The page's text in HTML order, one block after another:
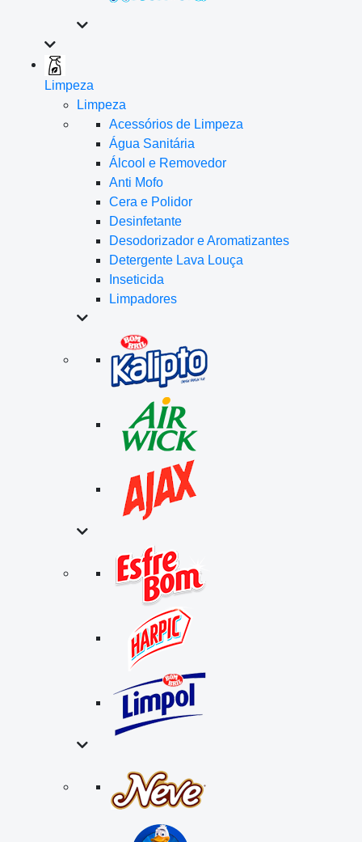
Limpeza
Limpeza
Acessórios de Limpeza
Água Sanitária
Álcool e Removedor
Anti Mofo
Cera e Polidor
Desinfetante
Desodorizador e Aromatizantes
Detergente Lava Louça
Inseticida
Limpadores